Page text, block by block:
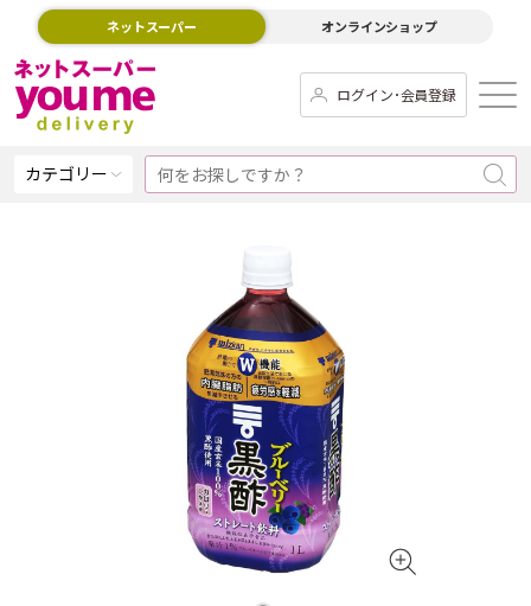
ネットスーパー オンラインショップ
ログイン･会員登録
カテゴリー